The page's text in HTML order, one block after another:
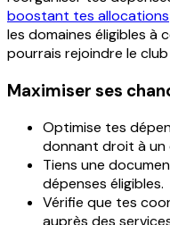
boostant tes allocations
les domaines éligibles à
pourrais rejoindre le
Maximiser ses
Optimise tes
donnant droit à
Tiens une
dépenses éligibles.
Vérifie que tes
auprès des